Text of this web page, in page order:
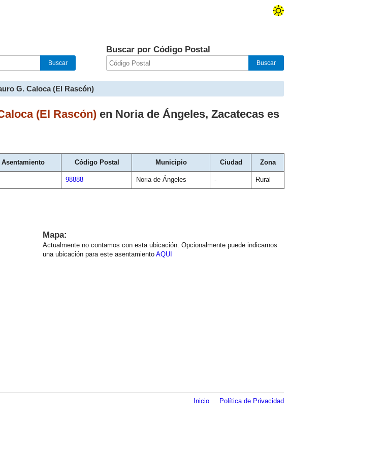
Buscar por Código Postal
G. Caloca (El Rascón)
(El Rascón) en Noria de Ángeles, Zacatecas es
Código Postal Municipio Ciudad Zona
98888 Noria de Ángeles - Rural
Mapa:
Actualmente no contamos con esta ubicación. Opcionalmente puede indicarnos
una ubicación para este asentamiento AQUI
Inicio Política de Privacidad